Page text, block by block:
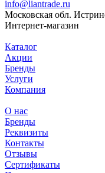
info@liantrade.ru
Московская обл.
Интернет-магазин
Каталог
Акции
Бренды
Услуги
Компания
О нас
Бренды
Реквизиты
Контакты
Отзывы
Сертификаты